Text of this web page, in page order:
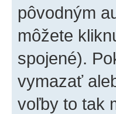
pôvodným
môžete
spojené).
vymazať
voľby to tak